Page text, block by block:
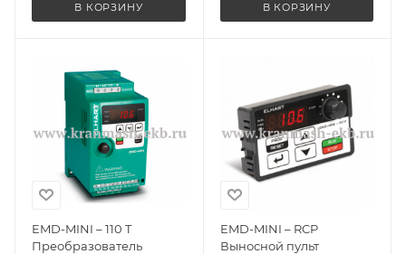
В КОРЗИНУ В КОРЗИНУ
EMD-MINI – 110 T
Преобразователь
EMD-MINI – RCP
Выносной пульт